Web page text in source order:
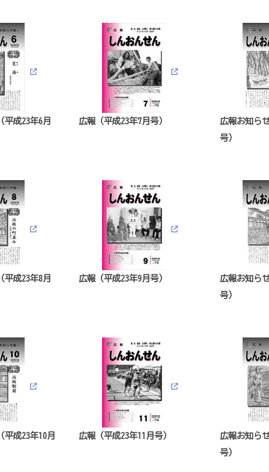
平成23年6月 広報（平成23年7月号）
広報お知ら
号）
平成23年8月 広報（平成23年9月号）
広報お知ら
号）
平成23年10月 広報（平成23年11月号）
広報お知ら
号）